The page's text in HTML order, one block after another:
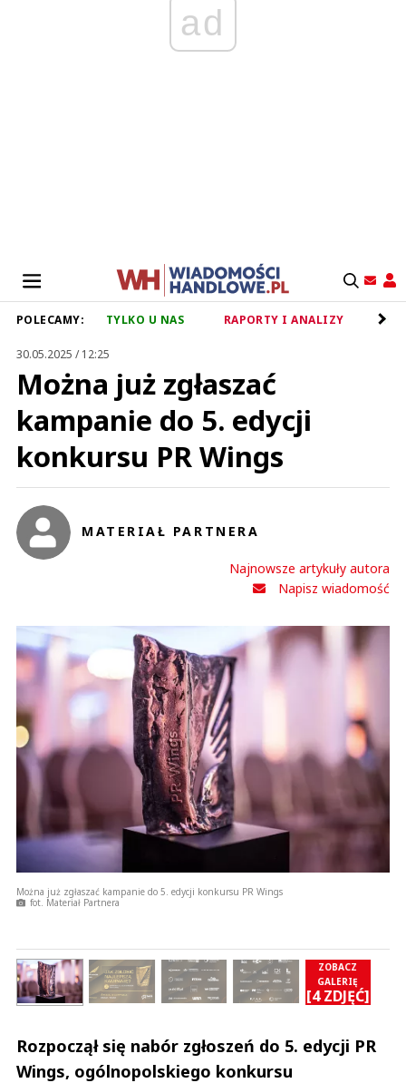
ad
POLECAMY: TYLKO U NAS RAPORTY I ANALIZY
30.05.2025 / 12:25
Można już zgłaszać
kampanie do 5. edycji
konkursu PR Wings
MATERIAŁ PARTNERA
Najnowsze artykuły autora
Napisz wiadomość
Można już zgłaszać kampanie do 5. edycji konkursu PR Wings
fot. Materiał Partnera
ZOBACZ
GALERIĘ
[4 ZDJĘĆ]
Rozpoczął się nabór zgłoszeń do 5. edycji PR
Wings, ogólnopolskiego konkursu